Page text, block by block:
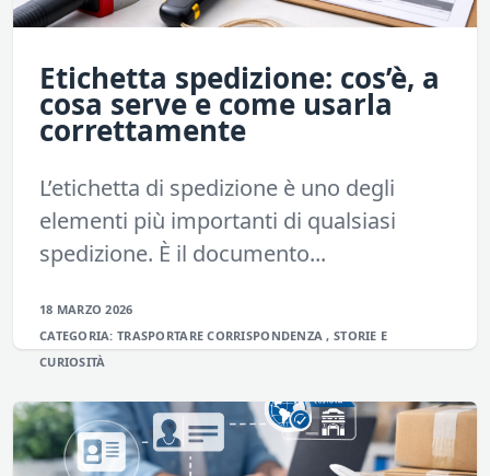
Etichetta spedizione: cos’è, a
cosa serve e come usarla
correttamente
L’etichetta di spedizione è uno degli
elementi più importanti di qualsiasi
spedizione. È il documento...
18 MARZO 2026
CATEGORIA:TRASPORTARECORRISPONDENZA,STORIE E
CURIOSITÀ